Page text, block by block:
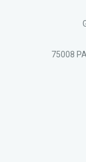
75008